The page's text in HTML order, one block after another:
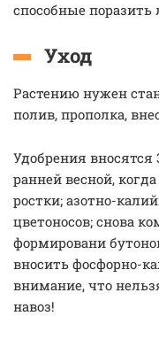
способные поразить
Уход
Растению нужен
полив, прополка,
Удобрения вносятся
ранней весной,
ростки; азотно-
цветоносов; снова
формировани
вносить фосфорно-
внимание, что
навоз!